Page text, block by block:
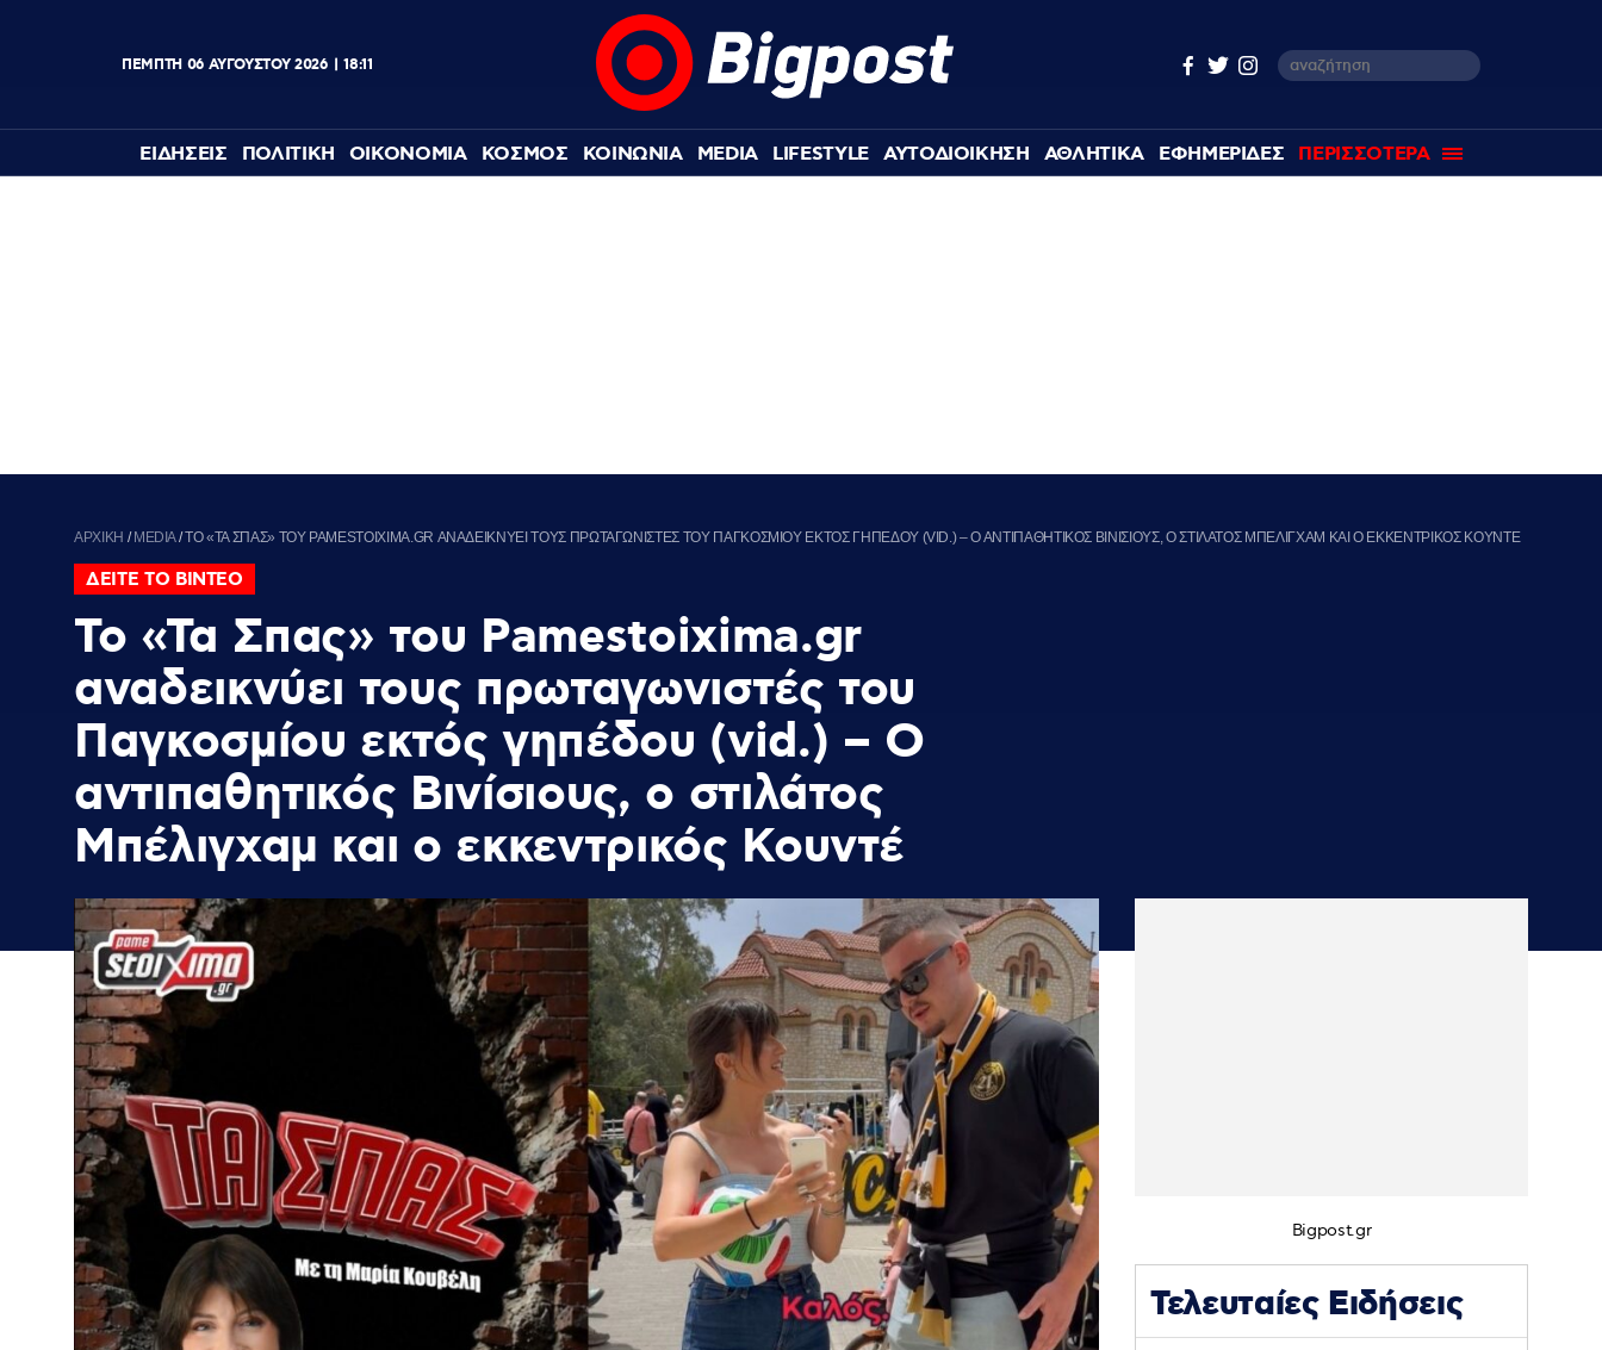
ΠΕΜΠΤΗ 06 ΑΥΓΟΥΣΤΟΥ 2026 18:11
ΕΙΔΗΣΕΙΣ ΠΟΛΙΤΙΚΗ ΟΙΚΟΝΟΜΙΑ ΚΟΣΜΟΣ ΚΟΙΝΩΝΙΑ MEDIA LIFESTYLE ΑΥΤΟΔΙΟΙΚΗΣΗ ΑΘΛΗΤΙΚΑ ΕΦΗΜΕΡΙΔΕΣ ΠΕΡΙΣΣΟΤΕΡΑ
ΑΡΧΙΚΗ / MEDIA/ΤΟ «ΤΑ ΣΠΑΣ» ΤΟΥ PAMESTOIXIMA.GR ΑΝΑΔΕΙΚΝΥΕΙ ΤΟΥΣ ΠΡΩΤΑΓΩΝΙΣΤΕΣ ΤΟΥ ΠΑΓΚΟΣΜΙΟΥ ΕΚΤΟΣ ΓΗΠΕΔΟΥ (VID.) – Ο ΑΝΤΙΠΑΘΗΤΙΚΟΣ ΒΙΝΙΣΙΟΥΣ, Ο ΣΤΙΛΑΤΟΣ ΜΠΕΛΙΓΧΑΜ ΚΑΙ Ο ΕΚΚΕΝΤΡΙΚΟΣ ΚΟΥΝΤΕ
ΔΕΙΤΕ ΤΟ ΒΙΝΤΕΟ
Το «Τα Σπας» του Pamestoixima.gr
αναδεικνύει τους πρωταγωνιστές του
Παγκοσμίου εκτός γηπέδου (vid.) – Ο
αντιπαθητικός Βινίσιους, ο στιλάτος
Μπέλιγχαμ και ο εκκεντρικός Κουντέ
Bigpost.gr
Τελευταίες Ειδήσεις